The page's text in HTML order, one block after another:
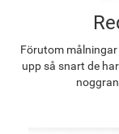
Förutom
upp så snart de